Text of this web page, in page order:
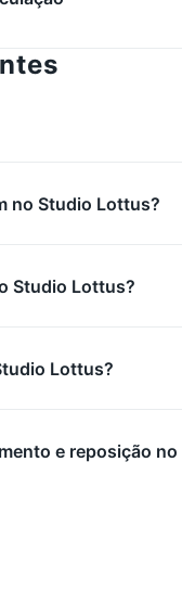
no Studio Lottus?
Studio Lottus?
Lottus?
e reposição